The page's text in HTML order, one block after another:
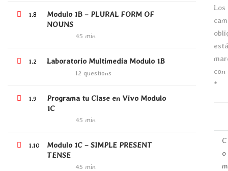
1.8
Modulo 1B – PLURAL FORM OF
NOUNS
45 min
1.2 Laboratorio Multimedia Modulo 1B
12 questions
1.9
Programa tu Clase en Vivo Modulo
1C
45 min
1.10
Modulo 1C – SIMPLE PRESENT
TENSE
45 min
Los
con
*